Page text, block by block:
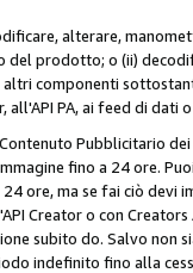
alterare,
prodotto; o (ii)
componenti
all'API PA, ai feed di
Pubblicitario
fino a 24 ore.
ore, ma se fai ciò
Creator o con
subito do. Salvo non
indefinito fino alla